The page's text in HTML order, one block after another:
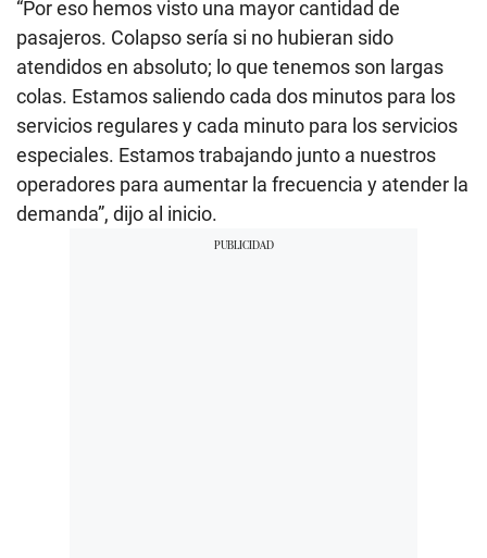
“Por eso hemos visto una mayor cantidad de
pasajeros. Colapso sería si no hubieran sido
atendidos en absoluto; lo que tenemos son largas
colas. Estamos saliendo cada dos minutos para los
servicios regulares y cada minuto para los servicios
especiales. Estamos trabajando junto a nuestros
operadores para aumentar la frecuencia y atender la
demanda”, dijo al inicio.